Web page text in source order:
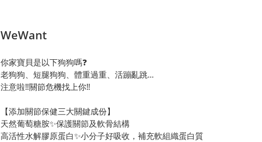
WeWant
你家寶貝是以下狗狗嗎❓
老狗狗、短腿狗狗、體重過重、活蹦亂跳...
注意啦‼️關節危機找上你‼️
【添加關節保健三大關鍵成份】
天然葡萄糖胺✨保護關節及軟骨結構
高活性水解膠原蛋白✨小分子好吸收，補充軟組織蛋白質